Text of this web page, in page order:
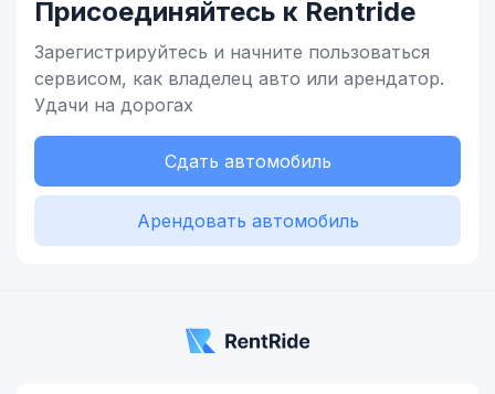
Присоединяйтесь к Rentride
Зарегистрируйтесь и начните пользоваться
сервисом, как владелец авто или арендатор.
Удачи на дорогах
Сдать автомобиль
Арендовать автомобиль